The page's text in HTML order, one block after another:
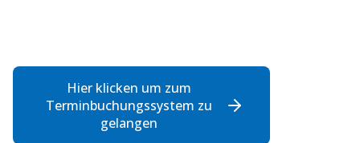
Hier klicken um zum
Terminbuchungssystem zu
gelangen